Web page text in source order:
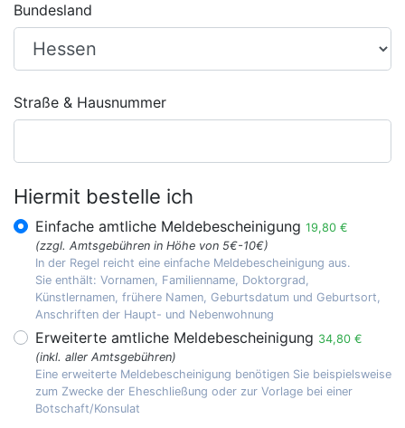
Bundesland
Straße & Hausnummer
Hiermit bestelle ich
Einfache amtliche Meldebescheinigung 19,80 €
(zzgl. Amtsgebühren in Höhe von 5€-10€)
In der Regel reicht eine einfache Meldebescheinigung aus.
Sie enthält: Vornamen, Familienname, Doktorgrad,
Künstlernamen, frühere Namen, Geburtsdatum und Geburtsort,
Anschriften der Haupt- und Nebenwohnung
Erweiterte amtliche Meldebescheinigung 34,80 €
(inkl. aller Amtsgebühren)
Eine erweiterte Meldebescheinigung benötigen Sie beispielsweise
zum Zwecke der Eheschließung oder zur Vorlage bei einer
Botschaft/Konsulat